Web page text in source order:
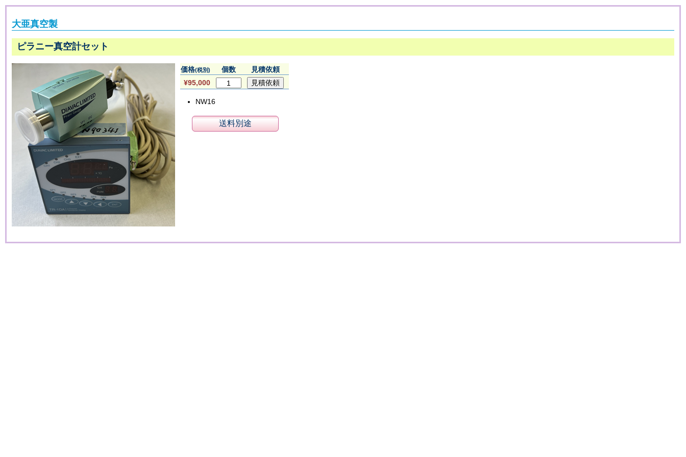
大亜真空製
ピラニー真空計セット
価格(税別) 個数
見積依頼
¥95,000
NW16
送料別途